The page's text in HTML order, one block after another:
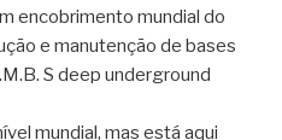
encobrimento mundial do
e manutenção de bases
S deep underground
mundial, mas está aqui